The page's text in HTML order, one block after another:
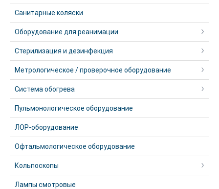
Санитарные коляски
Оборудование для реанимации
Стерилизация и дезинфекция
Метрологическое / проверочное оборудование
Система обогрева
Пульмонологическое оборудование
ЛОР-оборудование
Офтальмологическое оборудование
Кольпоскопы
Лампы смотровые